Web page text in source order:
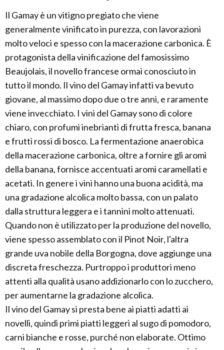
Il Gamay è un vitigno pregiato che viene
generalmente vinificato in purezza, con lavorazioni
molto veloci e spesso con la macerazione carbonica. È
protagonista della vinificazione del famosissimo
Beaujolais, il novello francese ormai conosciuto in
tutto il mondo. Il vino del Gamay infatti va bevuto
giovane, al massimo dopo due o tre anni, e raramente
viene invecchiato. I vini del Gamay sono di colore
chiaro, con profumi inebrianti di frutta fresca, banana
e frutti rossi di bosco. La fermentazione anaerobica
della macerazione carbonica, oltre a fornire gli aromi
della banana, fornisce accentuati aromi caramellati e
acetati. In genere i vini hanno una buona acidità, ma
una gradazione alcolica molto bassa, con un palato
dalla struttura leggera e i tannini molto attenuati.
Quando non è utilizzato per la produzione del novello,
viene spesso assemblato con il Pinot Noir, l'altra
grande uva nobile della Borgogna, dove aggiunge una
discreta freschezza. Purtroppo i produttori meno
attenti alla qualità usano addizionarlo con lo zucchero,
per aumentarne la gradazione alcolica.
Il vino del Gamay si presta bene ai piatti adatti ai
novelli, quindi primi piatti leggeri al sugo di pomodoro,
carni bianche e rosse, purché non elaborate. Ottimo